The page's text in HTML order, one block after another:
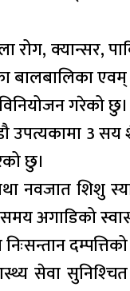
रोग, क्यान्सर,
बालबालिका एवम्
गरेको छु।
उपत्यकामा 3
छु।
नवजात शिशु
समय अगाडिको
सेवा